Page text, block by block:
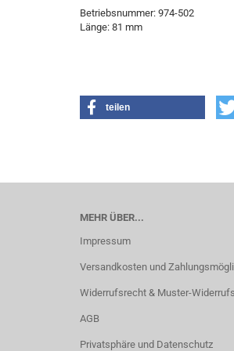
Betriebsnummer: 974-502
Länge: 81 mm
teilen
MEHR ÜBER...
Impressum
Versandkosten und
Widerrufsrecht & Muster-
AGB
Privatsphäre und Datenschutz